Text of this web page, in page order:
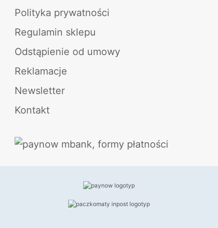
Polityka prywatności
Regulamin sklepu
Odstąpienie od umowy
Reklamacje
Newsletter
Kontakt
Dodano do koszyka.